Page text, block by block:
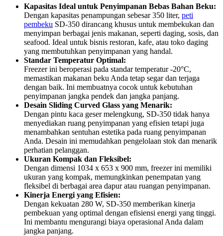
Kapasitas Ideal untuk Penyimpanan Bebas Bahan Beku:
Dengan kapasitas penampungan sebesar 350 liter, peti
pembeku SD-350 dirancang khusus untuk membekukan dan
menyimpan berbagai jenis makanan, seperti daging, sosis, dan
seafood. Ideal untuk bisnis restoran, kafe, atau toko daging
yang membutuhkan penyimpanan yang handal.
Standar Temperatur Optimal:
Freezer ini beroperasi pada standar temperatur -20°C,
memastikan makanan beku Anda tetap segar dan terjaga
dengan baik. Ini membuatnya cocok untuk kebutuhan
penyimpanan jangka pendek dan jangka panjang.
Desain Sliding Curved Glass yang Menarik:
Dengan pintu kaca geser melengkung, SD-350 tidak hanya
menyediakan ruang penyimpanan yang efisien tetapi juga
menambahkan sentuhan estetika pada ruang penyimpanan
Anda. Desain ini memudahkan pengelolaan stok dan menarik
perhatian pelanggan.
Ukuran Kompak dan Fleksibel:
Dengan dimensi 1034 x 653 x 900 mm, freezer ini memiliki
ukuran yang kompak, memungkinkan penempatan yang
fleksibel di berbagai area dapur atau ruangan penyimpanan.
Kinerja Energi yang Efisien:
Dengan kekuatan 280 W, SD-350 memberikan kinerja
pembekuan yang optimal dengan efisiensi energi yang tinggi.
Ini membantu mengurangi biaya operasional Anda dalam
jangka panjang.